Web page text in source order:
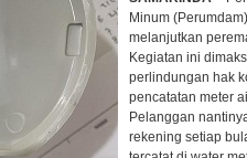
Minum
melanjutkan
Kegiatan ini
perlindungan hak
pencatatan meter
Pelanggan
rekening setiap